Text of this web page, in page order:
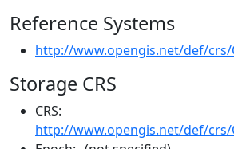
Reference Systems
http://www.opengis.net/def/crs/
Storage CRS
CRS:
http://www.opengis.net/def/crs/